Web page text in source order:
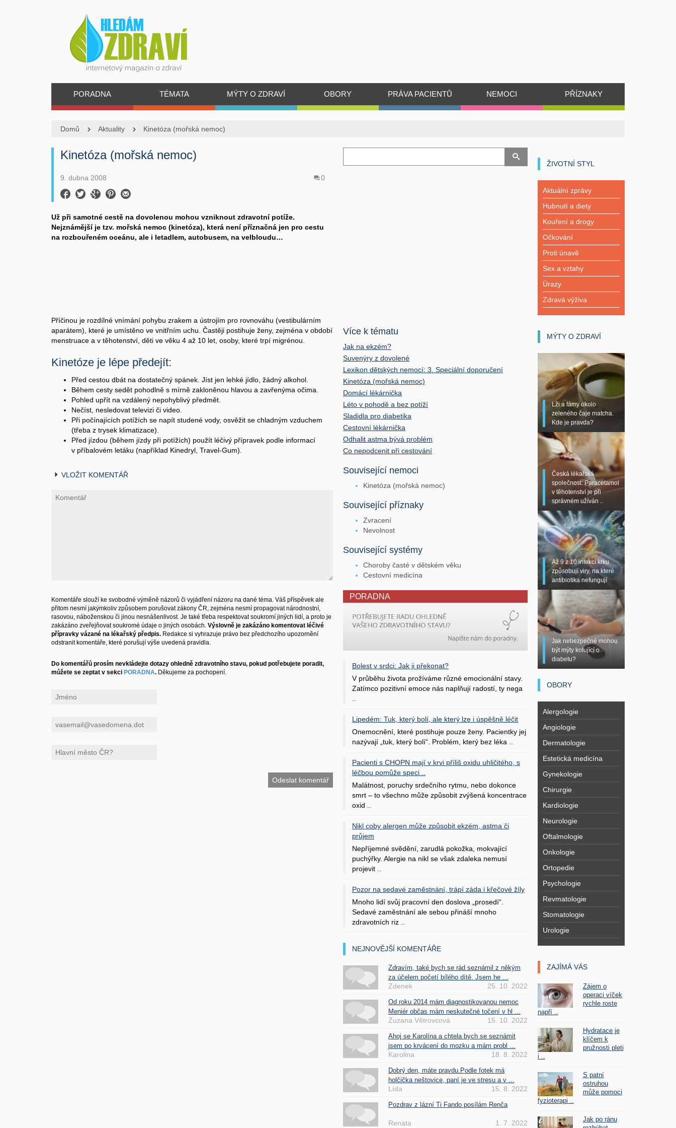
PORADNA TÉMATA MÝTY O ZDRAVÍ OBORY PRÁVA PACIENTŮ NEMOCI PŘÍZNAKY
Domů Aktuality Kinetóza (mořská nemoc)
Kinetóza (mořská nemoc)
9. dubna 2008 0
Už při samotné cestě na dovolenou mohou vzniknout zdravotní potíže.
Nejznámější je tzv. mořská nemoc (kinetóza), která není příznačná jen pro cestu
na rozbouřeném oceánu, ale i letadlem, autobusem, na velbloudu…
Příčinou je rozdílné vnímání pohybu zrakem a ústrojím pro rovnováhu (vestibulárním
aparátem), které je umístěno ve vnitřním uchu. Častěji postihuje ženy, zejména v období
menstruace a v těhotenství, děti ve věku 4 až 10 let, osoby, které trpí migrénou.
Kinetóze je lépe předejít:
Před cestou dbát na dostatečný spánek. Jíst jen lehké jídlo, žádný alkohol.
Během cesty sedět pohodlně s mírně zakloněnou hlavou a zavřenýma očima.
Pohled upřít na vzdálený nepohyblivý předmět.
Nečíst, nesledovat televizi či video.
Při počínajících potížích se napít studené vody, osvěžit se chladným vzduchem
(třeba z trysek klimatizace).
Před jízdou (během jízdy při potížích) použít léčivý přípravek podle informací
v příbalovém letáku (například Kinedryl, Travel-Gum).
VLOŽIT KOMENTÁŘ
Komentáře slouží ke svobodné výměně názorů či vyjádření názoru na dané téma. Váš příspěvek ale
přitom nesmí jakýmkoliv způsobem porušovat zákony ČR, zejména nesmí propagovat národnostní,
rasovou, náboženskou či jinou nesnášenlivost. Je také třeba respektovat soukromí jiných lidí, a proto je
zakázáno zveřejňovat soukromé údaje o jiných osobách. Výslovně je zakázáno komentovat léčivé
přípravky vázané na lékařský předpis. Redakce si vyhrazuje právo bez předchozího upozornění
odstranit komentáře, které porušují výše uvedená pravidla.
Do komentářů prosím nevkládejte dotazy ohledně zdravotního stavu, pokud potřebujete poradit,
můžete se zeptat v sekci PORADNA. Děkujeme za pochopení.
Více k tématu
Jak na ekzém?
Suvenýry z dovolené
Lexikon dětských nemocí: 3. Speciální doporučení
Kinetóza (mořská nemoc)
Domácí lékárnička
Léto v pohodě a bez potíží
Sladidla pro diabetika
Cestovní lékárnička
Odhalit astma bývá problém
Co nepodcenit při cestování
Související nemoci
Kinetóza (mořská nemoc)
Související příznaky
Zvracení
Nevolnost
Související systémy
Choroby časté v dětském věku
Cestovní medicína
PORADNA
Bolest v srdci: Jak ji překonat?
V průběhu života prožíváme různé emocionální stavy.
Zatímco pozitivní emoce nás naplňují radostí, ty nega
Lipedém: Tuk, který bolí, ale který lze i úspěšně léčit
Onemocnění, které postihuje pouze ženy. Pacientky jej
nazývají „tuk, který bolí“. Problém, který bez léka ..
Pacienti s CHOPN mají v krvi příliš oxidu uhličitého, s
léčbou pomůže speci ..
Malátnost, poruchy srdečního rytmu, nebo dokonce
smrt – to všechno může způsobit zvýšená koncentrace
oxid ..
Nikl coby alergen může způsobit ekzém, astma či
průjem
Nepříjemné svědění, zarudlá pokožka, mokvající
puchýřky. Alergie na nikl se však zdaleka nemusí
projevit ..
Pozor na sedavé zaměstnání, trápí záda i křečové žíly
Mnoho lidí svůj pracovní den doslova „prosedí“.
Sedavé zaměstnání ale sebou přináší mnoho
zdravotních riz ..
NEJNOVĚJŠÍ KOMENTÁŘE
Zdravím, také bych se rád seznámil z někým
za účelem početí bílého dítě. Jsem he ...
Zdenek 25. 10. 2022
Od roku 2014 mám diagnostikovanou nemoc
Meniér občas mám neskutečné točení v hl ...
Zuzana Větrovcová 15. 10. 2022
Ahoj se Karolína a chtela bych se seznámit
jsem po krvácení do mozku a mám probl ...
Karolina 18. 8. 2022
Dobrý den, máte pravdu.Podle fotek má
holčička neštovice, paní je ve stresu a v ...
Lída 15. 8. 2022
Pozdrav z lázní Ti Fando posílám Renča
Renata 1. 7. 2022
ŽIVOTNÍ STYL
Aktuální zprávy
Hubnutí a diety
Kouření a drogy
Očkování
Proti únavě
Sex a vztahy
Úrazy
Zdravá výživa
MÝTY O ZDRAVÍ
Lži a fámy okolo
zeleného čaje matcha.
Kde je pravda?
Česká lékařská
společnost: Paracetamol
v těhotenství je při
správném užíván ..
Až 9 z 10 infekcí krku
způsobují viry, na které
antibiotika nefungují
Jak nebezpečné mohou
být mýty kolující o
diabetu?
OBORY
Alergologie
Angiologie
Dermatologie
Estetická medicína
Gynekologie
Chirurgie
Kardiologie
Neurologie
Oftalmologie
Onkologie
Ortopedie
Psychologie
Revmatologie
Stomatologie
Urologie
ZAJÍMÁ VÁS
Zájem o
operaci víček
rychle roste
napří ..
Hydratace je
klíčem k
pružnosti pleti
i ..
S patní
ostruhou
může pomoci
fyzioterapi ..
Jak po ránu